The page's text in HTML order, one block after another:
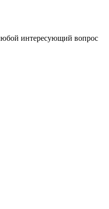
интересующий вопрос